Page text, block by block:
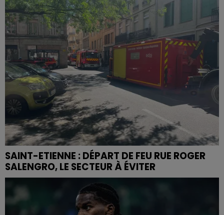
SAINT-ETIENNE : DÉPART DE FEU RUE ROGER
SALENGRO, LE SECTEUR À ÉVITER